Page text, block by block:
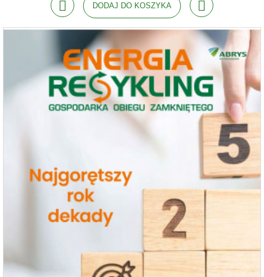
DODAJ DO KOSZYKA